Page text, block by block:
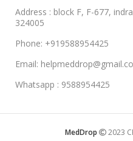
Address : block F, F-677,
324005
Phone: +919588954425
Email:
Whatsapp : 9588954425
MedDrop 2023